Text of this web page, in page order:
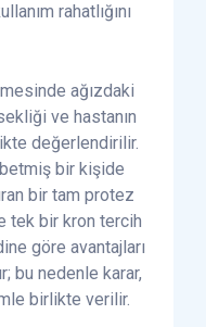
rahatlığını
ağızdaki
ve hastanın
değerlendirilir.
bir kişide
bir tam protez
tek bir kron tercih
göre avantajları
bu nedenle karar,
birlikte verilir.